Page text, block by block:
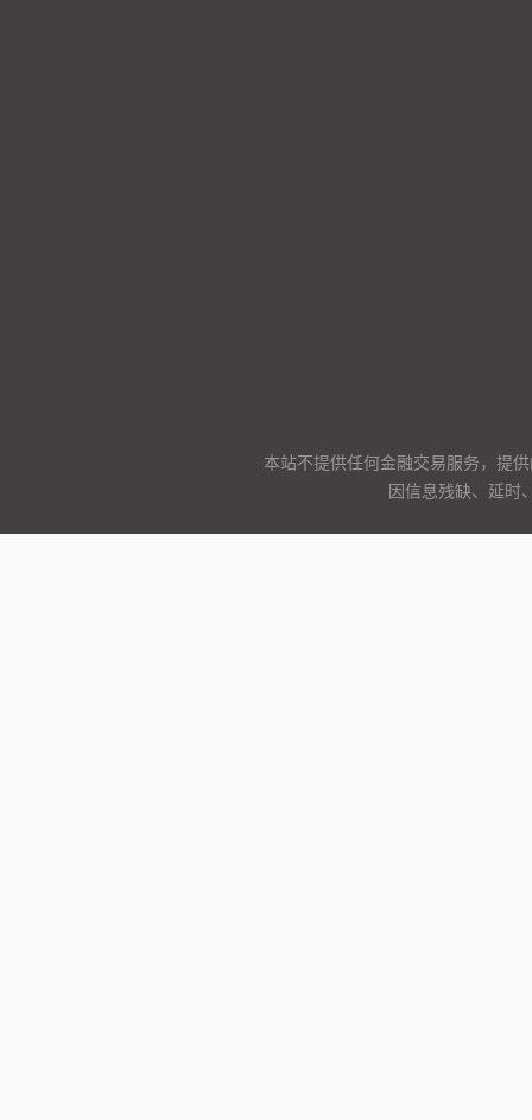
本站不提供任何金融交易服务，提
因信息残缺、延时